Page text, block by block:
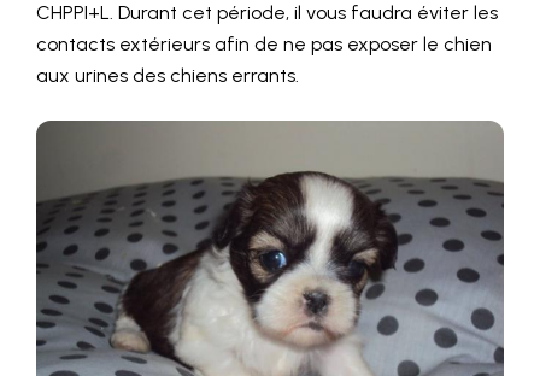
CHPPI+L. Durant cet période, il vous faudra éviter les
contacts extérieurs afin de ne pas exposer le chien
aux urines des chiens errants.